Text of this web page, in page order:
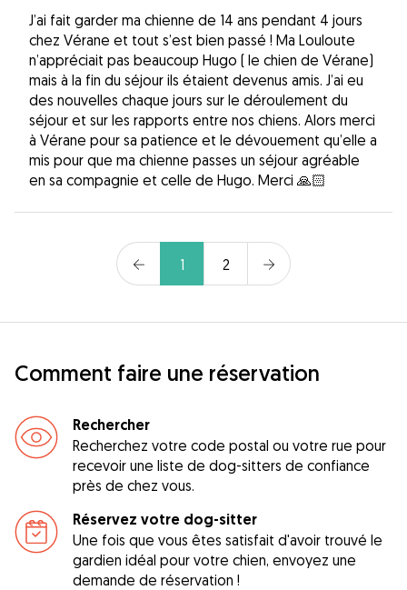
J’ai fait garder ma chienne de 14 ans pendant 4 jours
chez Vérane et tout s’est bien passé ! Ma Louloute
n’appréciait pas beaucoup Hugo ( le chien de Vérane)
mais à la fin du séjour ils étaient devenus amis. J’ai eu
des nouvelles chaque jours sur le déroulement du
séjour et sur les rapports entre nos chiens. Alors merci
à Vérane pour sa patience et le dévouement qu’elle a
mis pour que ma chienne passes un séjour agréable
en sa compagnie et celle de Hugo. Merci 🙏🏻
1 2
Comment faire une réservation
Rechercher
Recherchez votre code postal ou votre rue pour
recevoir une liste de dog-sitters de confiance
près de chez vous.
Réservez votre dog-sitter
Une fois que vous êtes satisfait d'avoir trouvé le
gardien idéal pour votre chien, envoyez une
demande de réservation !